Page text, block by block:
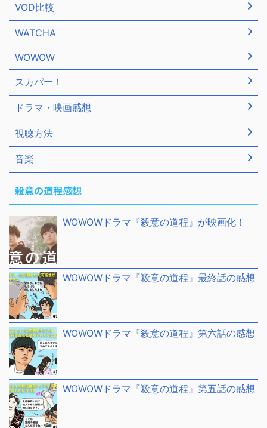
VOD比較
WATCHA
WOWOW
スカパー！
ドラマ・映画感想
視聴方法
音楽
殺意の道程感想
WOWOWドラマ『殺意の道程』が映画化！
WOWOWドラマ『殺意の道程』最終話の感想
WOWOWドラマ『殺意の道程』第六話の感想
WOWOWドラマ『殺意の道程』第五話の感想